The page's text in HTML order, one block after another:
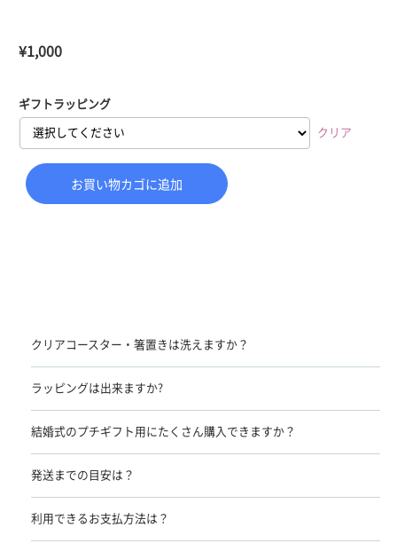
¥1,000
ギフトラッピング
クリア
お買い物カゴに追加
クリアコースター・箸置きは洗えますか？
ラッピングは出来ますか?
結婚式のプチギフト用にたくさん購入できますか？
発送までの目安は？
利用できるお支払方法は？